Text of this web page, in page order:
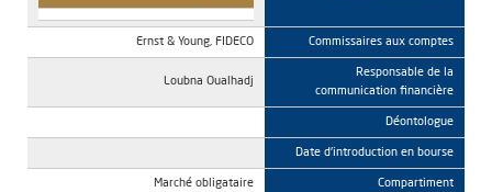
Commissaires aux comptes
Ernst & Young, FIDECO
Responsable de la
communication financière
Loubna Oualhadj
Déontologue
Date d'introduction en bourse
Compartiment
Marché obligataire